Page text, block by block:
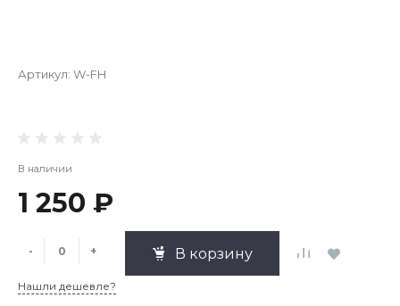
Артикул: W-FH
В наличии
1 250 ₽
- + В корзину
Нашли дешевле?